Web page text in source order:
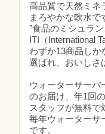
高品質で天然ミネ
まろやかな軟水で
”食品のミシュラ
ITI（International
わずか13商品しか
選ばれ、おいしさ
ウォーターサーバ
のお届け、年1回
スタッフが無料で
毎年ウォーターサ
です。